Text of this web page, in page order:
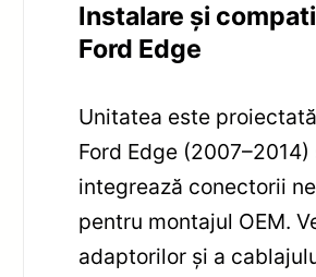
Instalare și
Ford Edge
Unitatea este
Ford Edge (2007–2014)
integrează conectorii
pentru montajul OEM.
adaptorilor și a